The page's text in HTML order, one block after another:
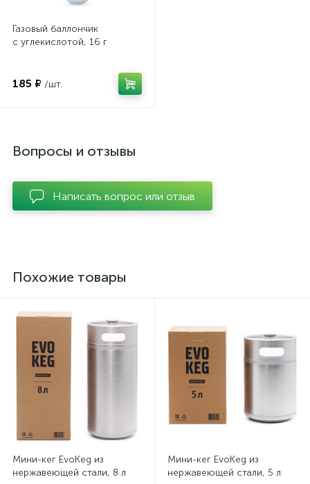
Газовый баллончик
с углекислотой, 16 г
185 ₽ /шт.
Вопросы и отзывы
Написать вопрос или отзыв
Похожие товары
Мини-кег EvoKeg из
нержавеющей стали, 8 л
Мини-кег EvoKeg из
нержавеющей стали, 5 л